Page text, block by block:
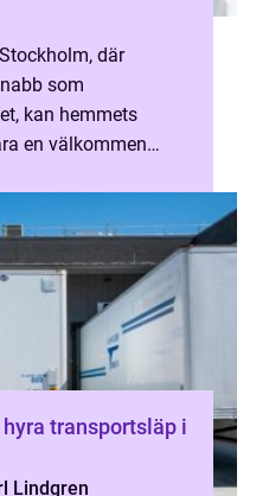
där
som
kan hemmets
en välkommen
transportsläp i
Lindgren